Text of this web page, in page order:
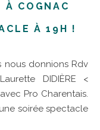
COGNAC
À 19H !
DIDIÈRE <
Pro Charentais.
soirée spectacle